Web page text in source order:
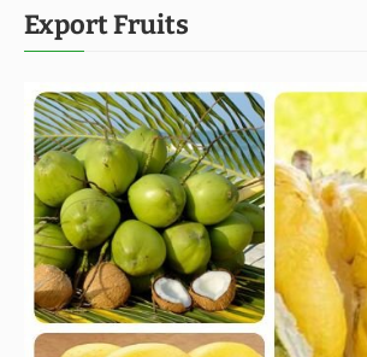
Export Fruits